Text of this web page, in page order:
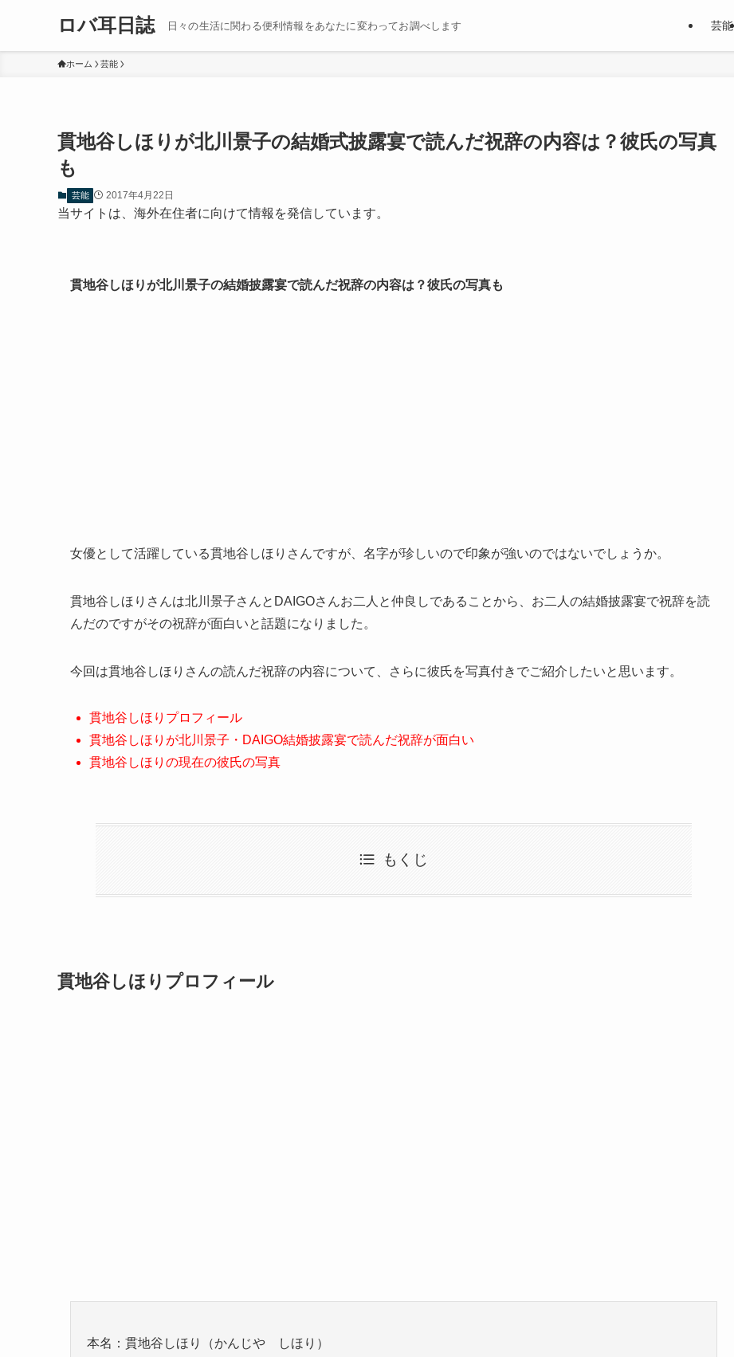
ロバ耳日誌 日々の生活に関わる便利情報をあなたに変わってお調べします 芸能
ホーム 芸能
貫地谷しほりが北川景子の結婚式披露宴で読んだ祝辞の内容は？彼氏の写真
も
芸能 2017年4月22日
当サイトは、海外在住者に向けて情報を発信しています。
貫地谷しほりが北川景子の結婚披露宴で読んだ祝辞の内容は？彼氏の写真も
女優として活躍している貫地谷しほりさんですが、名字が珍しいので印象が強いのではないでしょうか。
貫地谷しほりさんは北川景子さんとDAIGOさんお二人と仲良しであることから、お二人の結婚披露宴で祝辞を読
んだのですがその祝辞が面白いと話題になりました。
今回は貫地谷しほりさんの読んだ祝辞の内容について、さらに彼氏を写真付きでご紹介したいと思います。
貫地谷しほりプロフィール
貫地谷しほりが北川景子・DAIGO結婚披露宴で読んだ祝辞が面白い
貫地谷しほりの現在の彼氏の写真
もくじ
貫地谷しほりプロフィール
本名：貫地谷しほり（かんじや しほり）